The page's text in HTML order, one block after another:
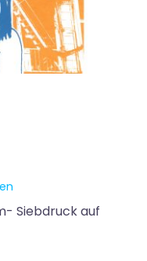
Siebdruck auf